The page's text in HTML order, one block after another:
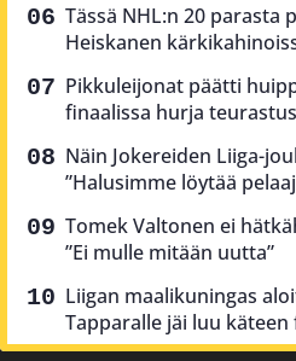
Tässä NHL:n 20 parasta
Heiskanen
Pikkuleijonat päätti
finaalissa hurja teurastus
Näin Jokereiden Liiga-
”Halusimme löytää
Tomek Valtonen ei
”Ei mulle mitään uutta”
Liigan maalikuningas
Tapparalle jäi luu käteen